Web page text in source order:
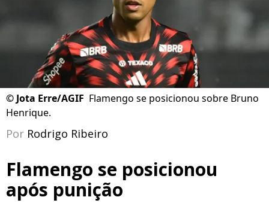
©Jota Erre/AGIF Flamengo se posicionou sobre Bruno
Henrique.
Por Rodrigo Ribeiro
Flamengo se posicionou
após punição